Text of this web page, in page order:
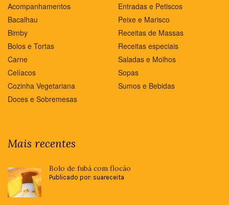
Acompanhamentos
Bacalhau
Bimby
Bolos e Tortas
Carne
Celíacos
Cozinha Vegetariana
Doces e Sobremesas
Entradas e Petiscos
Peixe e Marisco
Receitas de Massas
Receitas especiais
Saladas e Molhos
Sopas
Sumos e Bebidas
Mais recentes
Bolo de fubá com flocão
Publicado por: suareceita